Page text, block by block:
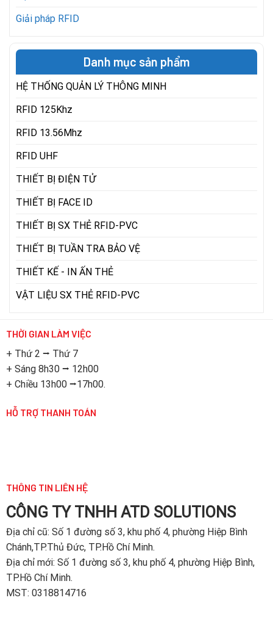
Giải pháp RFID
Danh mục sản phẩm
HỆ THỐNG QUẢN LÝ THÔNG MINH
RFID 125Khz
RFID 13.56Mhz
RFID UHF
THIẾT BỊ ĐIỆN TỬ
THIẾT BỊ FACE ID
THIẾT BỊ SX THẺ RFID-PVC
THIẾT BỊ TUẦN TRA BẢO VỆ
THIẾT KẾ - IN ẤN THẺ
VẬT LIỆU SX THẺ RFID-PVC
THỜI GIAN LÀM VIỆC
+ Thứ 2 ⭢ Thứ 7
+ Sáng 8h30 ⭢ 12h00
+ Chiều 13h00 ⭢17h00.
HỖ TRỢ THANH TOÁN
THÔNG TIN LIÊN HỆ
CÔNG TY TNHH ATD SOLUTIONS
Địa chỉ cũ: Số 1 đường số 3, khu phố 4, phường Hiệp Bình
Chánh,TP.Thủ Đức, TP.Hồ Chí Minh.
Địa chỉ mới: Số 1 đường số 3, khu phố 4, phường Hiệp Bình,
TP.Hồ Chí Minh.
MST: 0318814716